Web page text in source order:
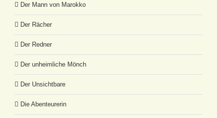
Der Mann von Marokko
Der Rächer
Der Redner
Der unheimliche Mönch
Der Unsichtbare
Die Abenteurerin